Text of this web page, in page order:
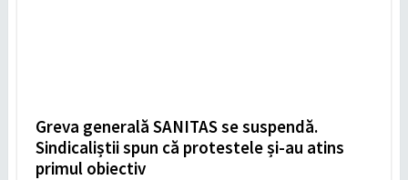
Greva generală SANITAS se suspendă.
Sindicaliștii spun că protestele și-au atins
primul obiectiv